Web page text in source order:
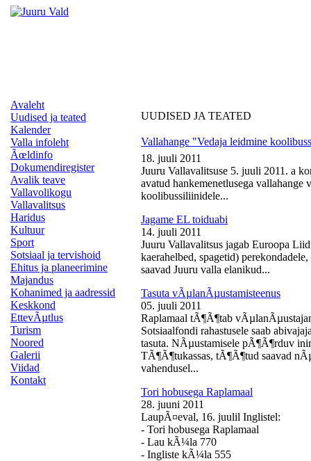
Avaleht
Uudised ja teated
Kalender
Valla infoleht
Ãœldinfo
Dokumendiregister
Avalik teave
Vallavolikogu
Vallavalitsus
Haridus
Kultuur
Sport
Sotsiaal ja tervishoid
Ehitus ja planeerimine
Majandus
Kohanimed ja aadressid
Keskkond
EttevÃµtlus
Turism
Noored
Galerii
Viidad
Kontakt
UUDISED JA TEATED
Vallahange "Vedaja leidmine
18. juuli 2011
Juuru Vallavalitsuse 5. juuli 2011. a
avatud hankemenetlusega vallahange
koolibussiliinidele...
Jagame EL toiduabi
14. juuli 2011
Juuru Vallavalitsus jagab Euroopa
kaerahelbed, spagetid)
saavad Juuru valla elanikud...
Tasuta vÃµlanÃµustamisteenus
05. juuli 2011
Raplamaal tÃ¶Ã¶tab
Sotsiaalfondi rahastusele saab
tasuta. NÃµustamisele pÃ¶Ã¶rduv
TÃ¶Ã¶tukassas, tÃ¶Ã¶tud saavad
vahendusel...
Tori hobusega Raplamaal
28. juuni 2011
LaupÃ¤eval, 16. juulil Inglistel:
- Tori hobusega Raplamaal
- Lau kÃ¼la 770
- Ingliste kÃ¼la 555